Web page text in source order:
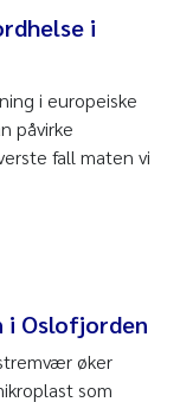
i
i europeiske
påvirke
fall maten vi
i Oslofjorden
øker
som